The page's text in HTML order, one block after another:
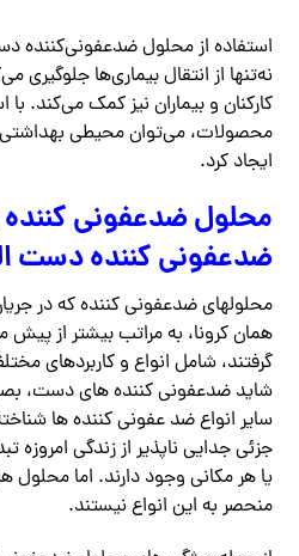
استفاده از محلول ضدعفونی‌کننده
نه‌تنها از انتقال بیماری‌ها
کارکنان و بیماران نیز کمک می‌کند.
محصولات، می‌توان محیطی بهداشتی
ایجاد کرد.
محلول ضدعفونی
ضدعفونی کننده دست
محلولهای ضدعفونی کننده که در
همان کرونا، به مراتب بیشتر از پیش
گرفتند، شامل انواع و کاربردهای
شاید ضدعفونی کننده های دست،
سایر انواع ضد عفونی کننده ها
جزئی جدایی ناپذیر از زندگی امروزه
یا هر مکانی وجود دارند. اما
منحصر به این انواع نیستند.